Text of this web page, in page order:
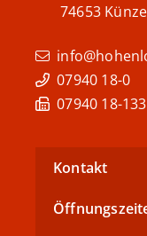
74653
07940 18-0
07940 18-
Kontakt